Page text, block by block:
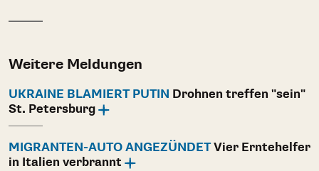
Weitere Meldungen
UKRAINE BLAMIERT PUTIN Drohnen treffen "sein"
St. Petersburg
MIGRANTEN-AUTO ANGEZÜNDETVier Erntehelfer
in Italien verbrannt